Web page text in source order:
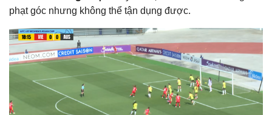
phạt góc nhưng không thể tận dụng được.